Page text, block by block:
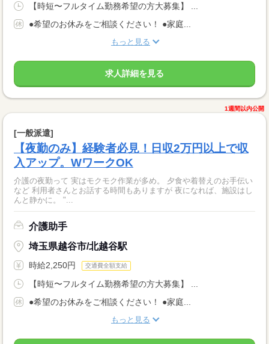
【時短〜フルタイム勤務希望の方大募集】 ...
●希望のお休みをご相談ください！ ●家庭...
もっと見る
求人詳細を見る
1週間以内公開
[一般派遣]
【夜勤のみ】経験者必見！日収2万円以上で収
入アップ。WワークOK
介護の夜勤って 実はモクモク作業が多め。 夕食や着替えのお手伝い
など 利用者さんとお話する時間もありますが 夜になれば、施設はし
んと静かに。 "...
介護助手
埼玉県越谷市/北越谷駅
時給2,250円 交通費全額支給
【時短〜フルタイム勤務希望の方大募集】 ...
●希望のお休みをご相談ください！ ●家庭...
もっと見る